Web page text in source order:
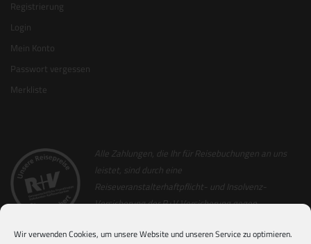
Wir verwenden Cookies, um unsere Website und unseren Service zu optimieren.
Registrierung
Login
Mein Konto
Passwort vergessen
Merkliste
Alle Zahlungen, die Ihr für Reisebuchungen an uns
leistet, sind durch eine
Reiseveranstalterhaftpflicht- und Insolvenz-
Versicherung der R+V Versicherung gegen
erhaltet Ihr zusammen mit der Reiserechnung